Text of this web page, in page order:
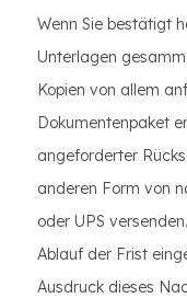
Wenn Sie bestätigt
Unterlagen
Kopien von allem
Dokumentenpaket
angeforderter
anderen Form von
oder UPS
Ablauf der Frist
Ausdruck dieses